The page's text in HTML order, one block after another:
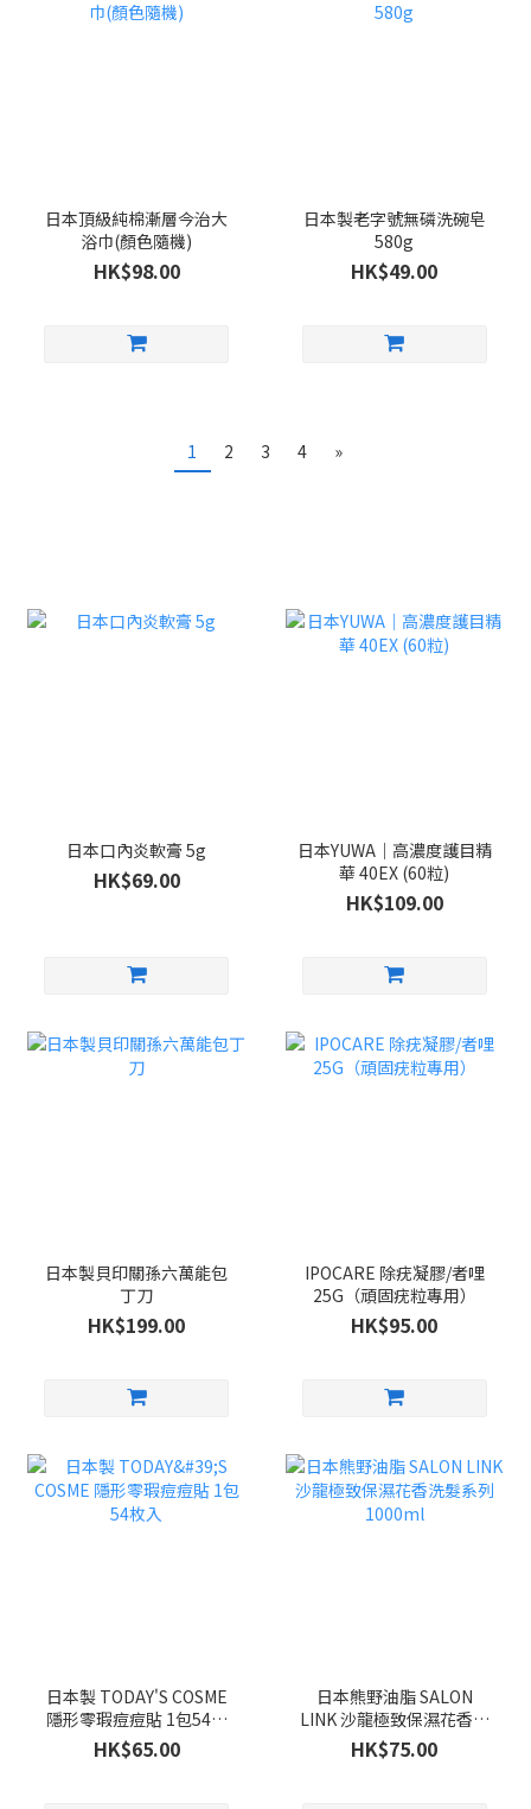
日本頂級純棉漸層今治大
浴巾(顏色隨機)
HK$98.00
日本製老字號無磷洗碗皂
580g
HK$49.00
1 2 3 4 »
日本口內炎軟膏 5g
HK$69.00
日本YUWA｜高濃度護目精
華 40EX (60粒)
HK$109.00
日本製貝印關孫六萬能包
丁刀
HK$199.00
IPOCARE 除疣凝膠/者哩
25G（頑固疣粒專用）
HK$95.00
日本製 TODAY'S COSME
隱形零瑕痘痘貼 1包54枚
入
HK$65.00
日本熊野油脂 SALON
LINK 沙龍極致保濕花香洗
髮系列 1000ml
HK$75.00